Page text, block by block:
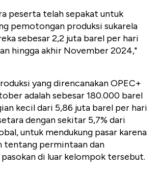
peserta telah sepakat untuk
pemotongan produksi sukarela
sebesar 2,2 juta barel per hari
hingga akhir November 2024,"
yang direncanakan OPEC+
adalah sebesar 180.000 barel
kecil dari 5,86 juta barel per hari
dengan sekitar 5,7% dari
untuk mendukung pasar karena
tentang permintaan dan
di luar kelompok tersebut.